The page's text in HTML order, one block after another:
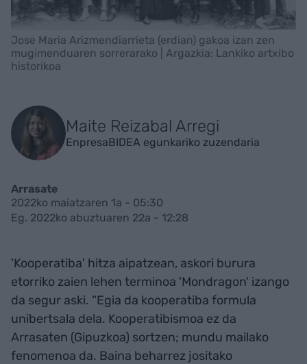
Jose Maria Arizmendiarrieta (erdian) gakoa izan zen
mugimenduaren sorrerarako | Argazkia: Lankiko artxibo
historikoa
Maite Reizabal Arregi
EnpresaBIDEA egunkariko zuzendaria
Arrasate
2022ko maiatzaren 1a - 05:30
Eg. 2022ko abuztuaren 22a - 12:28
'Kooperatiba' hitza aipatzean, askori burura
etorriko zaien lehen terminoa 'Mondragon' izango
da segur aski. “Egia da kooperatiba formula
unibertsala dela. Kooperatibismoa ez da
Arrasaten (Gipuzkoa) sortzen; mundu mailako
fenomenoa da. Baina beharrez jositako